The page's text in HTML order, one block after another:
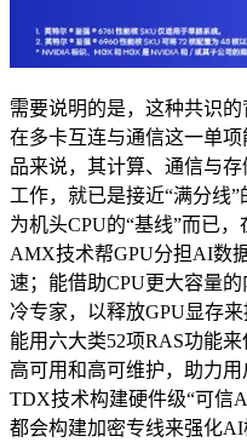
需要说明的是，这种共识
在多卡互连与通信这一单
品来说，其计算、通信与
工作，就已是接近“满分线
为机头CPU的“基线”而已
AMX技术帮GPU分担AI数
速；能借助CPU更大容量
冷专家，以释放GPU显存
能用六大类52项RAS功能
高可用和高可维护，助力
TDX技术构建硬件级“可信
都会构建加密专线来强化